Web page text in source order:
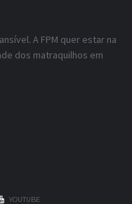
A FPM quer estar na
dos matraquilhos em
YOUTUBE